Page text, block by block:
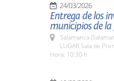
24/03/2026
Entrega de los
municipios de
Salamanca
LUGAR Sala de
Hora: 10:30 h.